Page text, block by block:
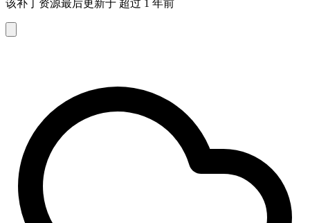
该补丁资源最后更新于 超过 1 年前